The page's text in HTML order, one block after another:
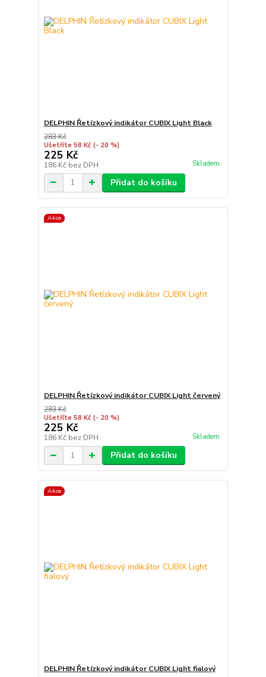
DELPHIN Řetízkový indikátor CUBIX Light Black
283 Kč
Ušetříte 58 Kč (- 20 %)
225 Kč
186 Kč bez DPH Skladem
Přidat do košíku
Akce
DELPHIN Řetízkový indikátor CUBIX Light červený
283 Kč
Ušetříte 58 Kč (- 20 %)
225 Kč
186 Kč bez DPH Skladem
Přidat do košíku
Akce
DELPHIN Řetízkový indikátor CUBIX Light fialový